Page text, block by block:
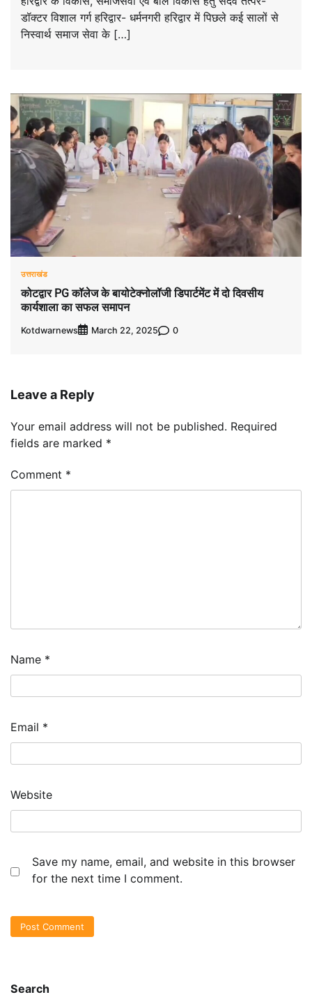
डॉक्टर विशाल गर्ग हरिद्वार- धर्मनगरी हरिद्वार में पिछले कई सालों से
निस्वार्थ समाज सेवा के […]
उत्तराखंड
कोटद्वार PG कॉलेज के बायोटेक्नोलॉजी डिपार्टमेंट में दो दिवसीय
कार्यशाला का सफल समापन
Kotdwarnews March 22, 2025 0
Leave a Reply
Your email address will not be published. Required
fields are marked *
Comment *
Name *
Email *
Website
Save my name, email, and website in this browser
for the next time I comment.
Search